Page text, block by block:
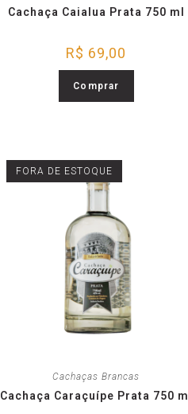
Cachaça Caialua Prata 750 ml
R$ 69,00
Comprar
FORA DE ESTOQUE
Cachaças Brancas
Cachaça Caraçuípe Prata 750 ml